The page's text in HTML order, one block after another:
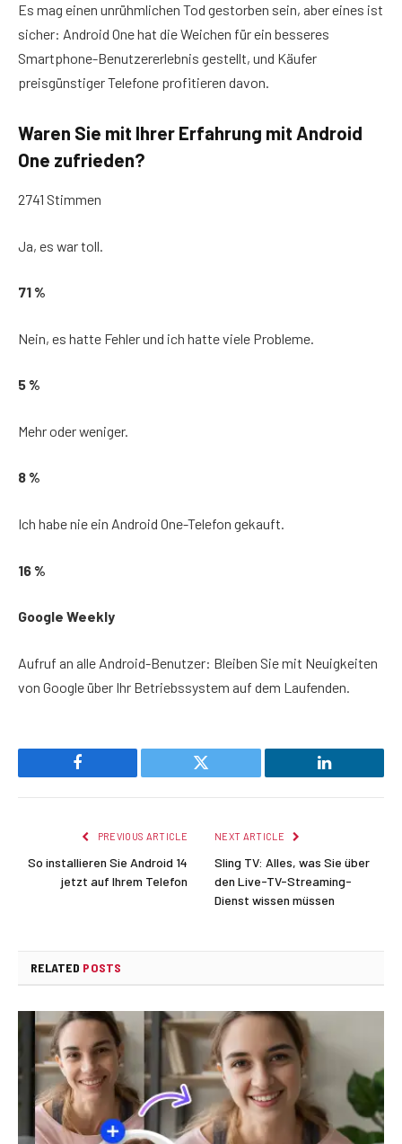
Es mag einen unrühmlichen Tod gestorben sein, aber eines ist
sicher: Android One hat die Weichen für ein besseres
Smartphone-Benutzererlebnis gestellt, und Käufer
preisgünstiger Telefone profitieren davon.
Waren Sie mit Ihrer Erfahrung mit Android
One zufrieden?
2741 Stimmen
Ja, es war toll.
71 %
Nein, es hatte Fehler und ich hatte viele Probleme.
5 %
Mehr oder weniger.
8 %
Ich habe nie ein Android One-Telefon gekauft.
16 %
Google Weekly
Aufruf an alle Android-Benutzer: Bleiben Sie mit Neuigkeiten
von Google über Ihr Betriebssystem auf dem Laufenden.
Facebook Twitter LinkedIn
PREVIOUS ARTICLE
So installieren Sie Android 14
jetzt auf Ihrem Telefon
NEXT ARTICLE
Sling TV: Alles, was Sie über
den Live-TV-Streaming-
Dienst wissen müssen
RELATED POSTS